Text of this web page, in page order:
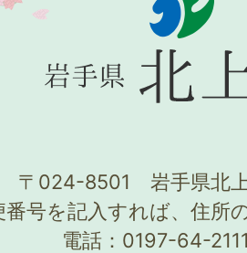
〒024-8501 岩手県北
番号を記入すれば、住所
電話：0197-64-